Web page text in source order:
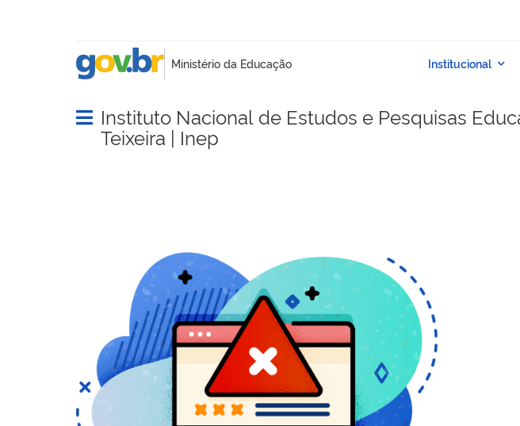
Abrir menu principal de navegação
Instituto Nacional de Estudos e Pesquisas
Teixeira | Inep